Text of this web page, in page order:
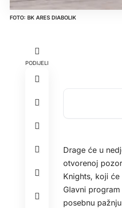
BK ARES DIABOLIK
PODIJELI
Drage će u
otvorenoj
Knights, koji
Glavni
posebnu